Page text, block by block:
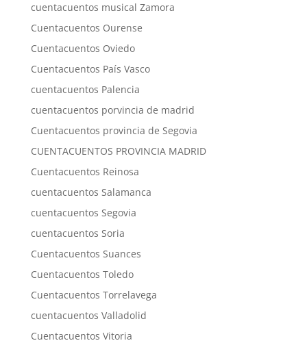
cuentacuentos musical Zamora
Cuentacuentos Ourense
Cuentacuentos Oviedo
Cuentacuentos País Vasco
cuentacuentos Palencia
cuentacuentos porvincia de madrid
Cuentacuentos provincia de Segovia
CUENTACUENTOS PROVINCIA MADRID
Cuentacuentos Reinosa
cuentacuentos Salamanca
cuentacuentos Segovia
cuentacuentos Soria
Cuentacuentos Suances
Cuentacuentos Toledo
Cuentacuentos Torrelavega
cuentacuentos Valladolid
Cuentacuentos Vitoria